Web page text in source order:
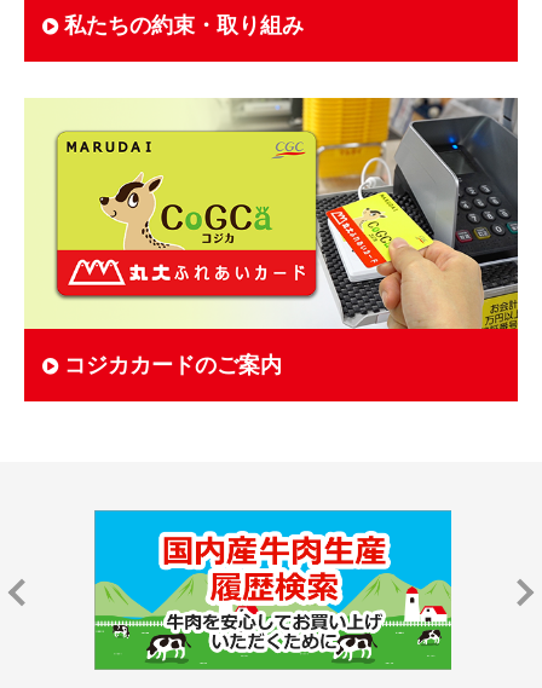
私たちの約束・取り組み
コジカカードのご案内